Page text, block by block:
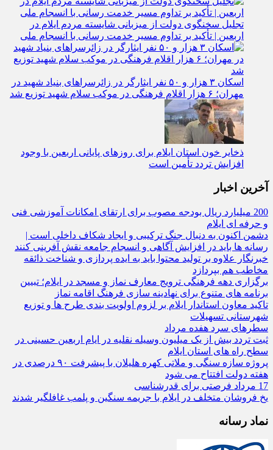
تجلیل سخنگوی دولت از میزبانی شایسته مردم ایلام در
اربعین | تأکید بر تداوم مسیر خدمت‌ رسانی با انسجام ملی
اسکان ۳ هزار و ۵۰ نفر ایثارگر در زائرسراهای بنیاد شهید در
مهران؛ ۶ هزار اقلام فرهنگی در موکب سلام شهید توزیع شد
ذخایر خون استان ایلام برای روزهای پایانی اربعین با وجود
افزایش تردد تأمین است
آخرین اخبار
200 میلیارد ریال بودجه مصوب برای ارتقای امکانات آموزشی فنی‌
و حرفه‌ ای ایلام
دشمن اکنون به دنبال جنگ ترکیبی و ایجاد شکاف داخلی است |
رسانه‌ ها باید در افزایش آگاهی و انسجام جامعه نقش‌ آفرینی کنند
خبرنگار علاوه بر تولید محتوا باید به ایده‌ پردازی و شناخت ذائقه
مخاطب هم بپردازد
برگزاری دهه فرهنگی ترویج معارف نماز و مسجد در ایلام؛ تبیین
برنامه‌ های متنوع برای نهادینه‌ سازی فرهنگ اقامه نماز
تاکید معاون استاندار ایلام بر لزوم اولویت‌ بندی طرح‌ ها و توزیع
شهرستانی تسهیلات
سطرهای سرد هفده مرداد
ثبت تردد بیش از یک میلیون وسیله نقلیه در ایام اربعین حسینی در
سطح راه‌ های استان ایلام
پروژه سازه سنگی و ملاتی کهره هلیلان با پیشرفت ۹۰ درصدی در
هفته دولت افتتاح می شود
17 مرداد فرصتی برای قدرشناسی
یخ‌ فروشان متخلف در ایلام با جریمه سنگین و پلمب غافلگیر شدند
نماد رسانه